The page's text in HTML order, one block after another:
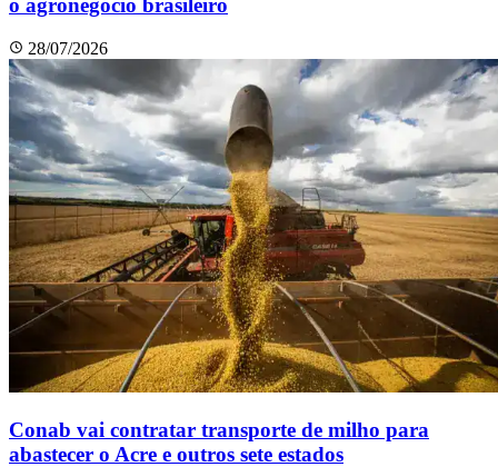
o agronegócio brasileiro
28/07/2026
Conab vai contratar transporte de milho para
abastecer o Acre e outros sete estados